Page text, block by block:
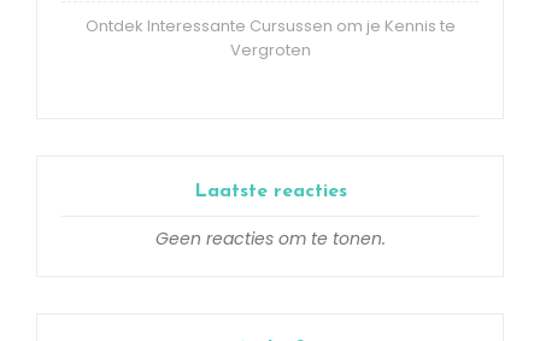
Ontdek Interessante Cursussen om je Kennis te
Vergroten
Laatste reacties
Geen reacties om te tonen.